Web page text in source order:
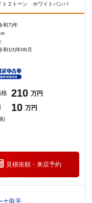
ト２トーン ホワイトバンパ
和7)年
和10)年08月
210 万円
10 万円
)
見積依頼・来店予約
ナ取手